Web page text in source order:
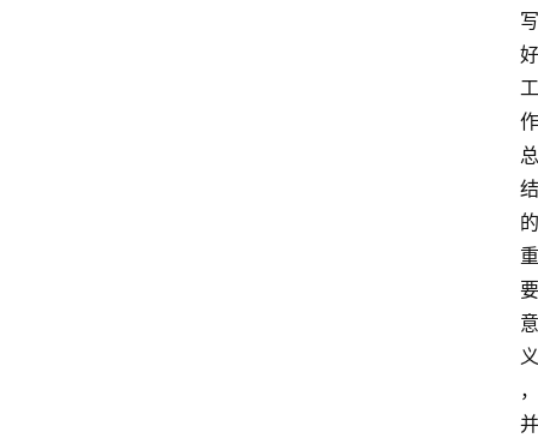
写
好
工
作
总
结
的
重
要
意
义
，
并